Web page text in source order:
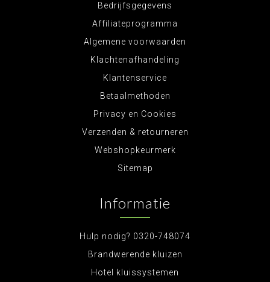
Bedrijfsgegevens
Affiliateprogramma
Algemene voorwaarden
Klachtenafhandeling
Klantenservice
Betaalmethoden
Privacy en Cookies
Verzenden & retourneren
Webshopkeurmerk
Sitemap
Informatie
Hulp nodig? 0320-748074
Brandwerende kluizen
Hotel kluissystemen